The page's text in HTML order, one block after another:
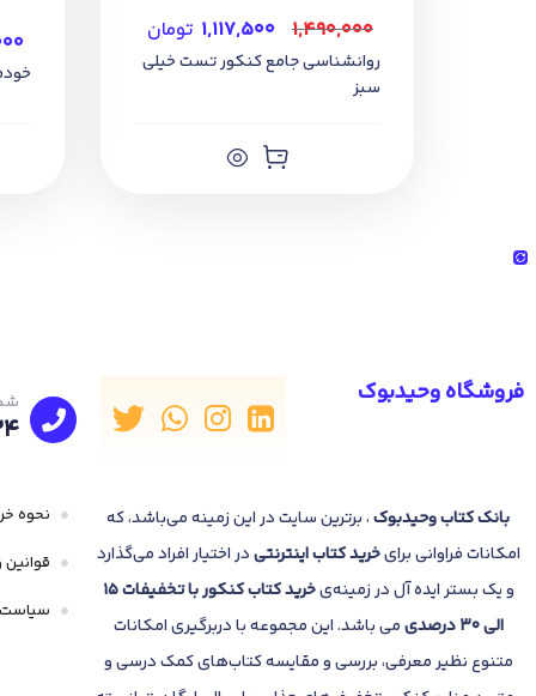
۱,۴۹۰,۰۰۰ ۱,۱۱۷,۵۰۰ تومان
روانشناسی جامع کنکور تست خیلی
سبز
خودم
فروشگاه وحیدبوک
بانککتاب وحیدبوک، برترین سایت در این زمینه می‌باشد، که
امکانات فراوانی برایخرید کتاباینترنتیدر اختیار افراد می‌گذارد
و یک بستر ایده آل در زمینه‌ی
خرید کتاب کنکور با تخفیفات 15
الی 30 درصدی
می باشد. این مجموعه با دربرگیری امکانات
متنوع نظیر معرفی، بررسی و مقایسه کتاب‌های کمک درسی و
نحوه